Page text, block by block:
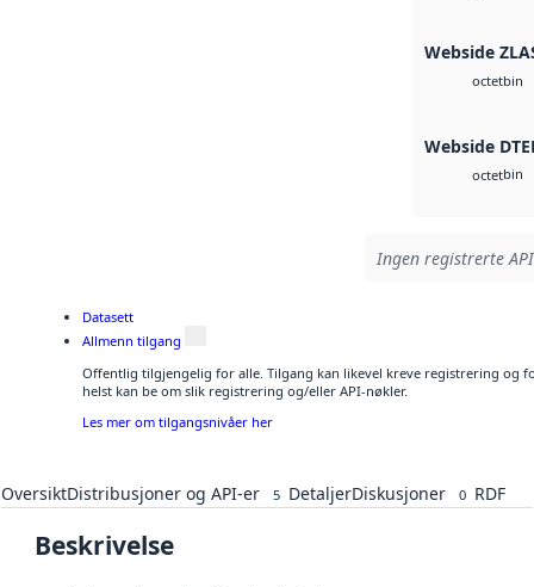
Webside
octetbin
Webside
octetbin
Ingen registrerte
Datasett
Allmenn tilgang
Offentlig tilgjengelig for alle. Tilgang kan likevel kreve registrering og
helst kan be om slik registrering og/eller API-nøkler.
Les mer om tilgangsnivåer her
OversiktDistribusjoner og API-er 5 DetaljerDiskusjoner 0 RDF
Beskrivelse